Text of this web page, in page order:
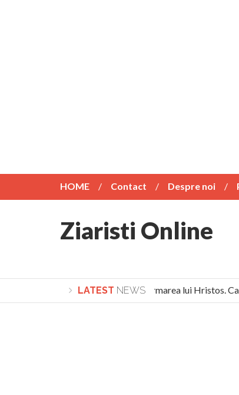
HOME Contact Despre noi
Ziaristi Online
LATEST NEWS
Lepădarea de sine și urmarea lui Hristos.
Turnătorul DIE Lucian Boia înjură din nou